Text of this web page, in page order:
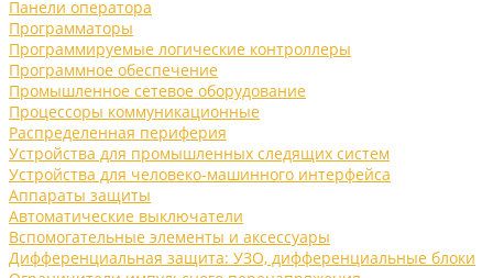
Панели оператора
Программаторы
Программируемые логические контроллеры
Программное обеспечение
Промышленное сетевое оборудование
Процессоры коммуникационные
Распределенная периферия
Устройства для промышленных следящих систем
Устройства для человеко-машинного интерфейса
Аппараты защиты
Автоматические выключатели
Вспомогательные элементы и аксессуары
Дифференциальная защита: УЗО, дифференциальные блоки